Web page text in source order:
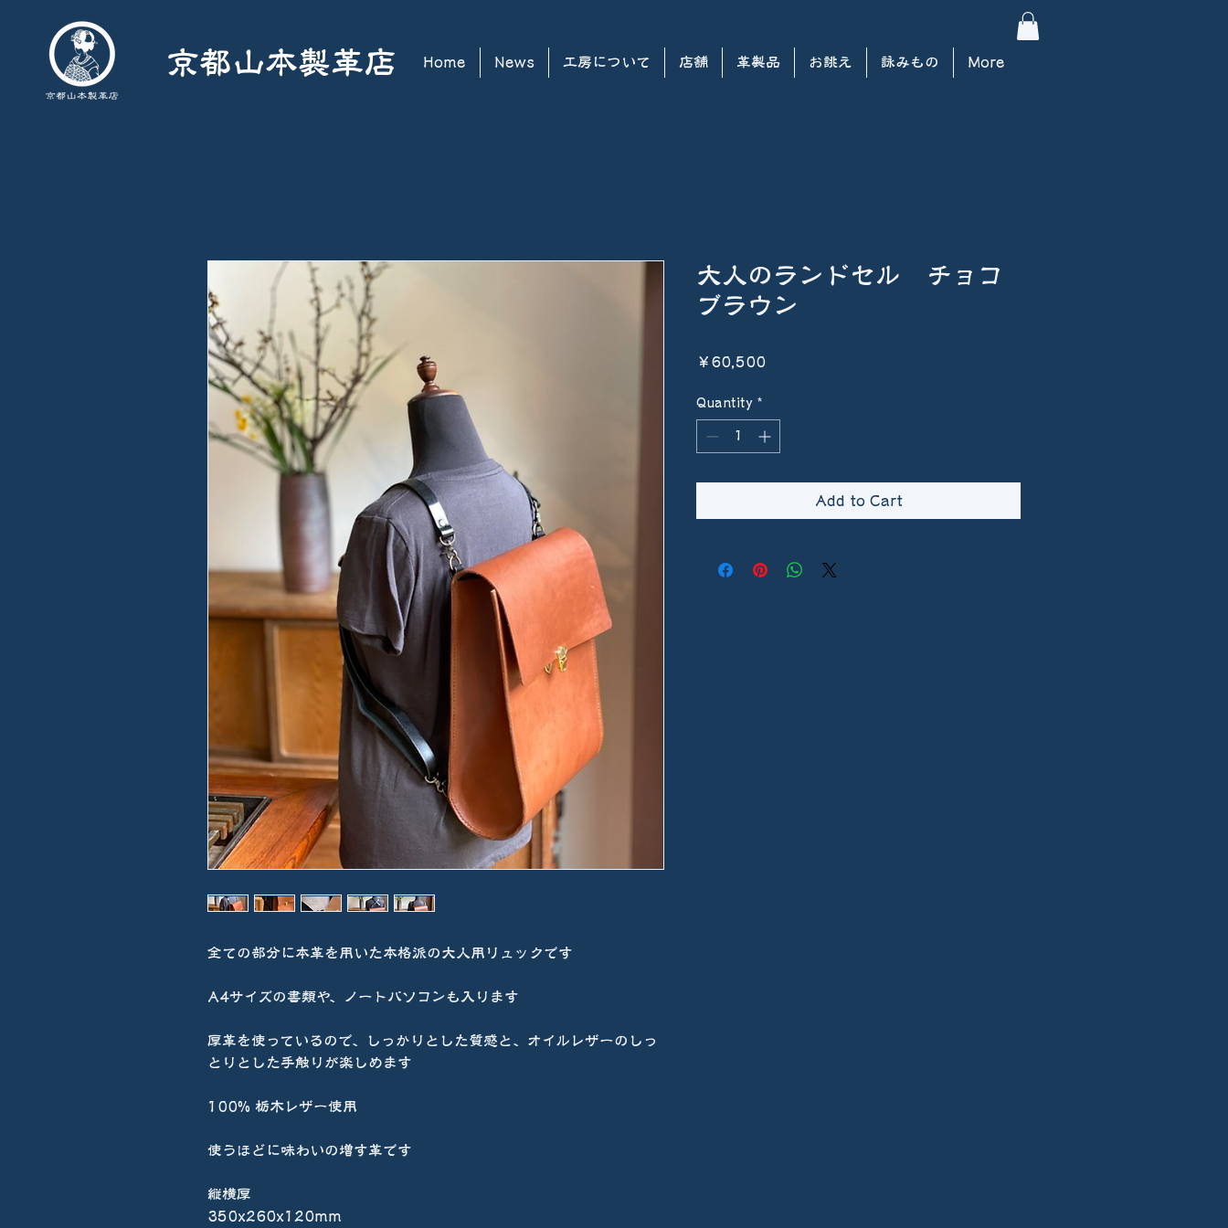
京都山本製革店 Home News 工房について 店舗 革製品 お誂え 詠みもの More
全ての部分に本革を用いた本格派の大人用リュックです
A4サイズの書類や、ノートパソコンも入ります
厚革を使っているので、しっかりとした質感と、オイルレザーのしっ
とりとした手触りが楽しめます
100% 栃木レザー使用
使うほどに味わいの増す革です
縦横厚
350x260x120mm
大人のランドセル チョコ
ブラウン
￥60,500Price
Quantity *
Add to Cart